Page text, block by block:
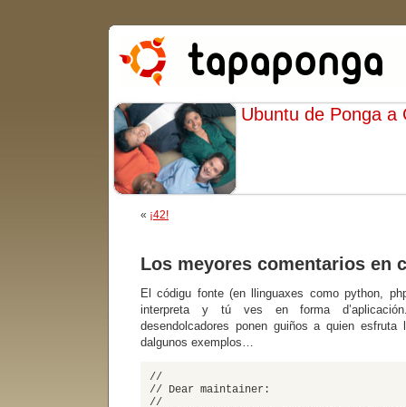
Ubuntu de Ponga
« ¡42!
Los meyores comentarios en
El códigu fonte (en llinguaxes como python,
interpreta y tú ves en forma
desendolcadores ponen guiños a quien esfruta
dalgunos exemplos…
//
// Dear maintainer:
//